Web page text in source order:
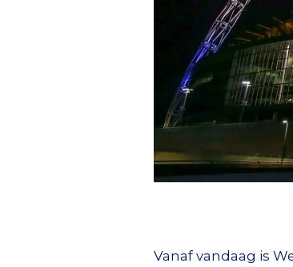
Vanaf vandaag is